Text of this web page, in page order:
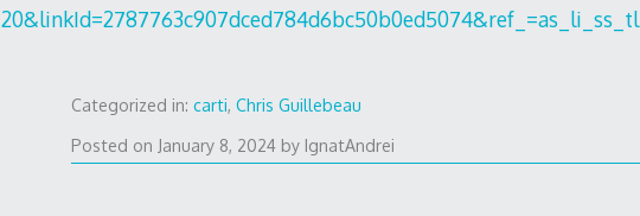
20&linkId=2787763c907dced784d6bc50b0ed5074&ref_=as_li_ss_tl
Categorized in:carti,Chris Guillebeau
Posted on January 8, 2024 January
by IgnatAndrei